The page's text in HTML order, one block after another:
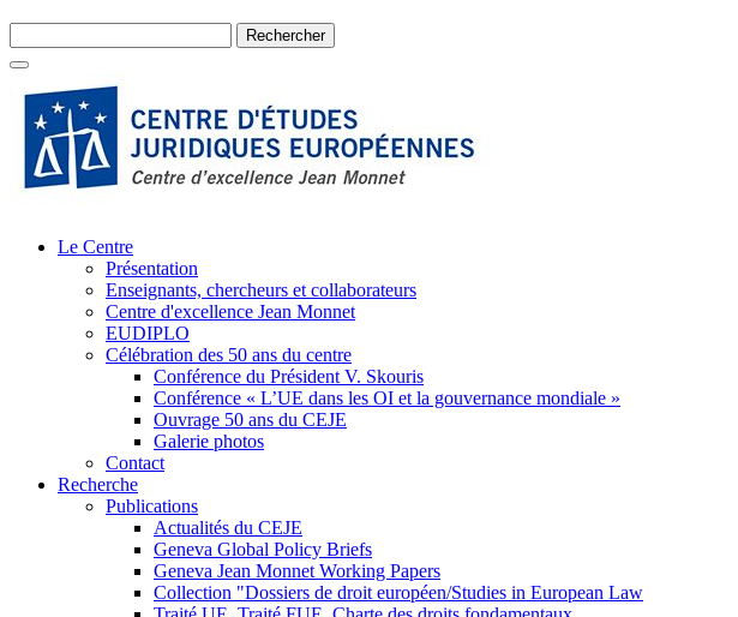
Le Centre
Présentation
Enseignants, chercheurs et collaborateurs
Centre d'excellence Jean Monnet
EUDIPLO
Célébration des 50 ans du centre
Conférence du Président V. Skouris
Conférence « L’UE dans les OI et la gouvernance mondiale »
Ouvrage 50 ans du CEJE
Galerie photos
Contact
Recherche
Publications
Actualités du CEJE
Geneva Global Policy Briefs
Geneva Jean Monnet Working Papers
Collection "Dossiers de droit européen/Studies in European Law